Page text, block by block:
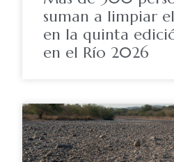
suman a limpiar
en la quinta
en el Río 2026